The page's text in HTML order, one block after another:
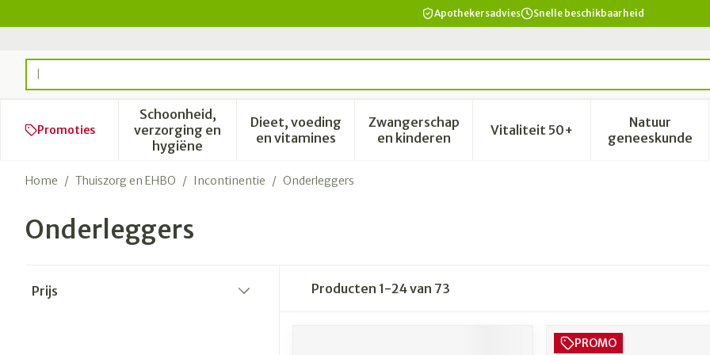
Apothekersadvies Snelle beschikbaarheid
Product, merk, categorie...
Promoties
Schoonheid,
verzorging en
hygiëne
Toon submenu voor Schoonheid, verzorging en hygiëne categorie
Dieet, voeding
en vitaminesToon submenu voor Dieet, voeding en vitamines categorie
Zwangerschap
en kinderenToon submenu voor Zwangerschap en
Vitaliteit 50+Toon submenu voor Vitaliteit
Natuur
geneeskunde
Toon
Home / Thuiszorg en EHBO / Incontinentie / Onderleggers
Onderleggers
Prijs
Producten 1-24van 73
PROMO